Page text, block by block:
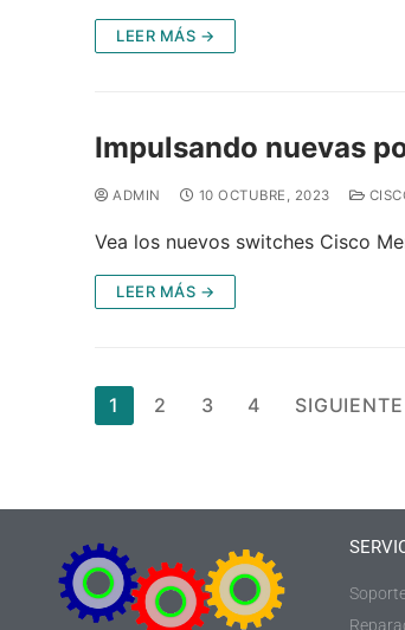
LEER MÁS →
Impulsando nuevas
ADMIN 10 OCTUBRE, 2023
Vea los nuevos switches Cisco
LEER MÁS →
1 2 3 4 SIGUIENTE